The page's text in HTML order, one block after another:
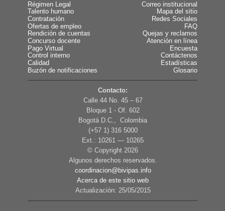
Régimen Legal
Talento humano
Contratación
Ofertas de empleo
Rendición de cuentas
Concurso docente
Pago Virtual
Control interno
Calidad
Buzón de notificaciones
Correo institucional
Mapa del sitio
Redes Sociales
FAQ
Quejas y reclamos
Atención en línea
Encuesta
Contáctenos
Estadísticas
Glosario
Contacto:
Calle 44 No. 45 – 67
Bloque 1 - Of. 602
Bogotá D.C., Colombia
(+57 1) 316 5000
Ext.: 10261 — 10265
© Copyright 2026
Algunos derechos reservados.
coordinacion@bivipas.info
Acerca de este sitio web
Actualización: 25/05/2015